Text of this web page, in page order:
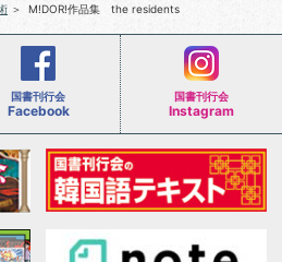
＞ M!DOR!作品集 the residents
国書刊行会
Facebook
国書刊行会
Instagram